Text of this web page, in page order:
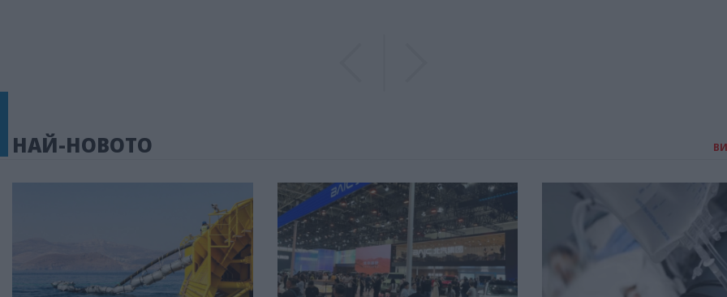
НАЙ-НОВОТО